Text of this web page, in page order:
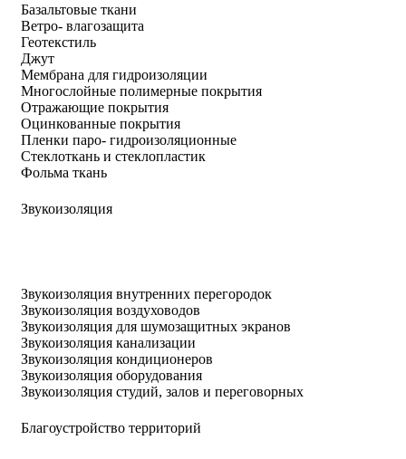
Базальтовые ткани
Ветро- влагозащита
Геотекстиль
Джут
Мембрана для гидроизоляции
Многослойные полимерные покрытия
Отражающие покрытия
Оцинкованные покрытия
Пленки паро- гидроизоляционные
Стеклоткань и стеклопластик
Фольма ткань
Звукоизоляция
Звукоизоляция внутренних перегородок
Звукоизоляция воздуховодов
Звукоизоляция для шумозащитных экранов
Звукоизоляция канализации
Звукоизоляция кондиционеров
Звукоизоляция оборудования
Звукоизоляция студий, залов и переговорных
Благоустройство территорий